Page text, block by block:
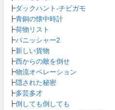
┣ダックハント-チビガモ
┣青銅の懐中時計
┣荷物リスト
┣パニッシャー2
┣新しい貨物
┣西からの敵を倒せ
┣物流オペレーション
┣隠された秘密
┣多芸多才
┣倒しても倒しても